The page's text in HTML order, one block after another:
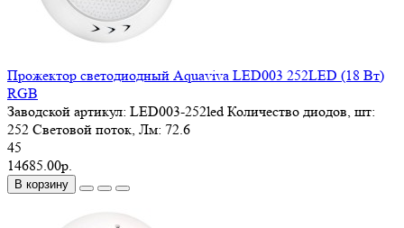
Прожектор светодиодный Aquaviva LED003 252LED (18 Вт)
RGB
Заводской артикул: LED003-252led Количество диодов, шт:
252 Световой поток, Лм: 72.6
45
14685.00р.
В корзину